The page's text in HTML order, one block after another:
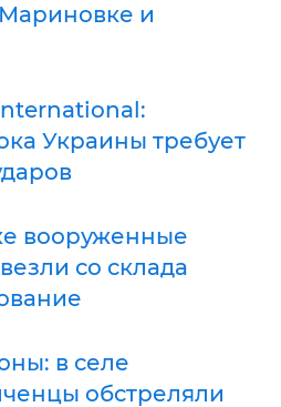
и
Украины требует
вооруженные
со склада
в селе
обстреляли